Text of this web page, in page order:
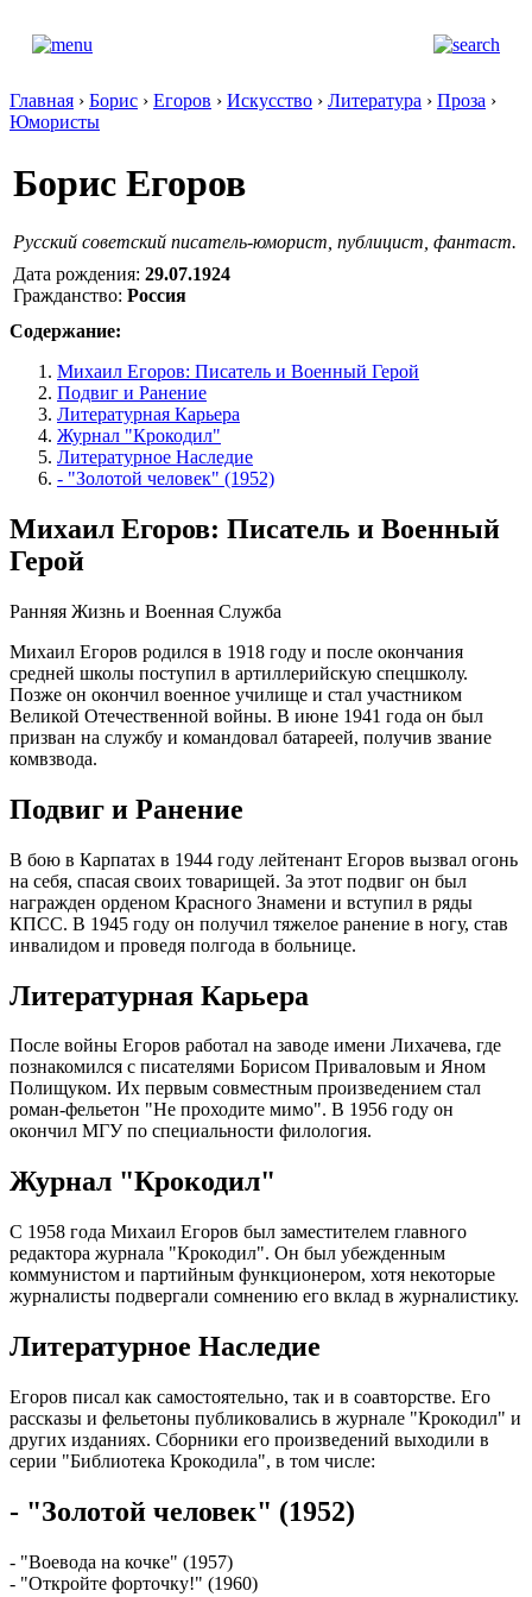
Главная › Борис › Егоров › Искусство › Литература › Проза ›
Юмористы
Борис Егоров
Русский советский писатель-юморист, публицист, фантаст.
Дата рождения: 29.07.1924
Гражданство: Россия
Содержание:
Михаил Егоров: Писатель и Военный Герой
Подвиг и Ранение
Литературная Карьера
Журнал "Крокодил"
Литературное Наследие
- "Золотой человек" (1952)
Михаил Егоров: Писатель и Военный
Герой
Ранняя Жизнь и Военная Служба
Михаил Егоров родился в 1918 году и после окончания
средней школы поступил в артиллерийскую спецшколу.
Позже он окончил военное училище и стал участником
Великой Отечественной войны. В июне 1941 года он был
призван на службу и командовал батареей, получив звание
комвзвода.
Подвиг и Ранение
В бою в Карпатах в 1944 году лейтенант Егоров вызвал огонь
на себя, спасая своих товарищей. За этот подвиг он был
награжден орденом Красного Знамени и вступил в ряды
КПСС. В 1945 году он получил тяжелое ранение в ногу, став
инвалидом и проведя полгода в больнице.
Литературная Карьера
После войны Егоров работал на заводе имени Лихачева, где
познакомился с писателями Борисом Приваловым и Яном
Полищуком. Их первым совместным произведением стал
роман-фельетон "Не проходите мимо". В 1956 году он
окончил МГУ по специальности филология.
Журнал "Крокодил"
С 1958 года Михаил Егоров был заместителем главного
редактора журнала "Крокодил". Он был убежденным
коммунистом и партийным функционером, хотя некоторые
журналисты подвергали сомнению его вклад в журналистику.
Литературное Наследие
Егоров писал как самостоятельно, так и в соавторстве. Его
рассказы и фельетоны публиковались в журнале "Крокодил" и
других изданиях. Сборники его произведений выходили в
серии "Библиотека Крокодила", в том числе:
- "Золотой человек" (1952)
- "Воевода на кочке" (1957)
- "Откройте форточку!" (1960)